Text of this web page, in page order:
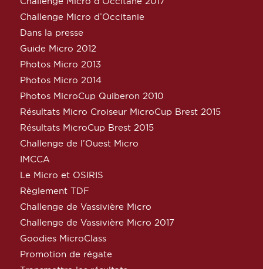
Challenge Micro d’Occitanie
Dans la presse
Guide Micro 2012
Photos Micro 2013
Photos Micro 2014
Photos MicroCup Quiberon 2010
Résultats Micro Croiseur MicroCup Brest 2015
Résultats MicroCup Brest 2015
Challenge de l’Ouest Micro
IMCCA
Le Micro et OSIRIS
Règlement TDF
Challenge de Vassivière Micro
Challenge de Vassivière Micro 2017
Goodies MicroClass
Promotion de régate